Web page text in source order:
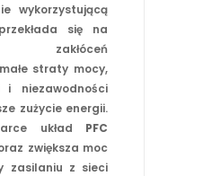
wykorzystującą
się na
straty mocy,
i niezawodności
zużycie energii.
układ PFC
zwiększa moc
zasilaniu z sieci